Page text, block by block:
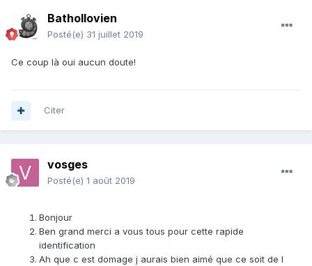
Bathollovien
Posté(e) 31 juillet 2019
Ce coup là oui aucun doute!
Citer
vosges
Posté(e) 1 août 2019
Bonjour
Ben grand merci a vous tous pour cette rapide
identification
Ah que c est domage j aurais bien aimé que ce soit de l